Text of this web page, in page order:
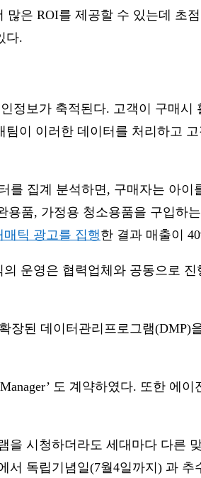
은 ROI를 제공할 수 있는데 초
다.
정보가 축적된다. 고객이 구매
이 이러한 데이터를 처리하고
를 집계 분석하면, 구매자는 아
품, 가정용 청소용품을 구입하
매틱 광고를 집행한 결과 매출이
운영은 협력업체와 공동으로
장된 데이터관리프로그램
도 계약하였다. 또한 에
시청하더라도 세대마다 다른
독립기념일(7월4일까지) 과